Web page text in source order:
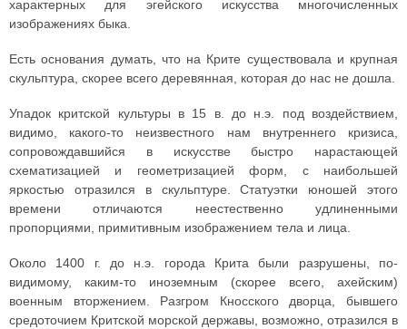
характерных для эгейского искусства многочисленных
изображениях быка.
Есть основания думать, что на Крите существовала и крупная
скульптура, скорее всего деревянная, которая до нас не дошла.
Упадок критской культуры в 15 в. до н.э. под воздействием,
видимо, какого-то неизвестного нам внутреннего кризиса,
сопровождавшийся в искусстве быстро нарастающей
схематизацией и геометризацией форм, с наибольшей
яркостью отразился в скульптуре. Статуэтки юношей этого
времени отличаются неестественно удлиненными
пропорциями, примитивным изображением тела и лица.
Около 1400 г. до н.э. города Крита были разрушены, по-
видимому, каким-то иноземным (скорее всего, ахейским)
военным вторжением. Разгром Кносского дворца, бывшего
средоточием Критской морской державы, возможно, отразился в